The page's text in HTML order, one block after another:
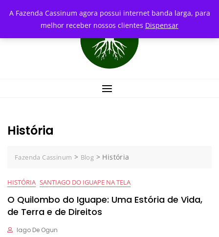
A Fazenda Cassinum agora possui internet banda larga, para
melhor receber nossos clientes Dispensar
conteúdo
História
Fazenda Cassinum > Blog > História
HISTÓRIA SANTIAGO DO IGUAPE NA TELA
O Quilombo do Iguape: Uma Estória de Vida,
de Terra e de Direitos
Iago De Ogun